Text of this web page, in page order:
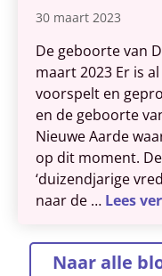
30 maart 2023
De geboorte van
maart 2023 Er is
voorspelt en
en de geboorte
Nieuwe Aarde
op dit moment.
‘duizendjarige
naar de … Lees
Naar alle